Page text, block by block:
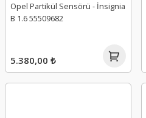
Opel Partikül Sensörü - İnsignia
B 1.6 55509682
5.380,00 ₺